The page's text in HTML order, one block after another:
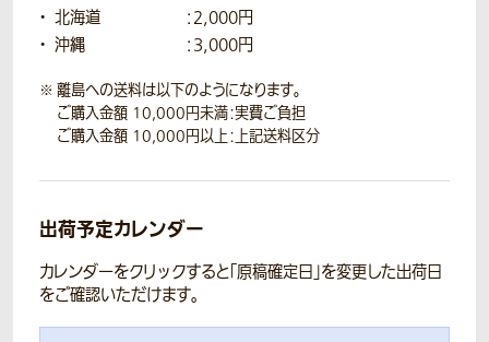
北海道
：2,000円
沖縄
：3,000円
離島への送料は以下のようになります。
ご購入金額 10,000円未満：実費ご負担
ご購入金額 10,000円以上：上記送料区分
出荷予定カレンダー
カレンダーをクリックすると「原稿確定日」を変更した出荷日
をご確認いただけます。